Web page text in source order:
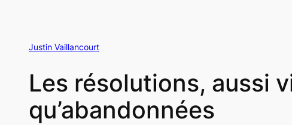
Justin Vaillancourt
Les résolutions, aussi
qu’abandonnées